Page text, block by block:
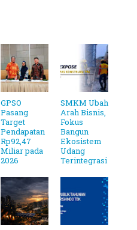
GPSO
Pasang
Target
Pendapatan
Rp92,47
Miliar pada
2026
SMKM Ubah
Arah Bisnis,
Fokus
Bangun
Ekosistem
Udang
Terintegrasi